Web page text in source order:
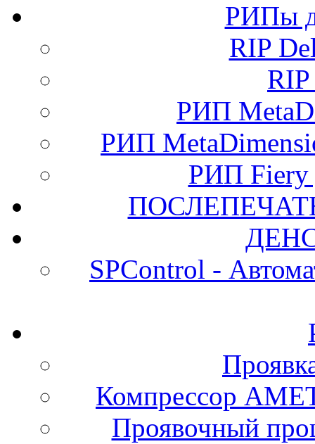
РИПы
RIP
РИП
РИП
РИП Fiery
SPControl -
Компрессор
Проявочный